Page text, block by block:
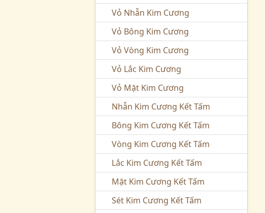
Vỏ Nhẫn Kim Cương
Vỏ Bông Kim Cương
Vỏ Vòng Kim Cương
Vỏ Lắc Kim Cương
Vỏ Mặt Kim Cương
Nhẫn Kim Cương Kết Tấm
Bông Kim Cương Kết Tấm
Vòng Kim Cương Kết Tấm
Lắc Kim Cương Kết Tấm
Mặt Kim Cương Kết Tấm
Sét Kim Cương Kết Tấm